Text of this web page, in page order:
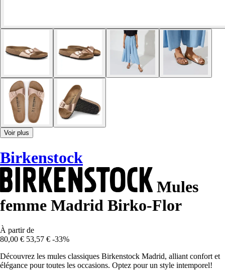
Voir plus
Birkenstock
Mules
femme Madrid Birko-Flor
À partir de
80,00 € 53,57 € -33%
Découvrez les mules classiques Birkenstock Madrid, alliant confort et
élégance pour toutes les occasions. Optez pour un style intemporel!